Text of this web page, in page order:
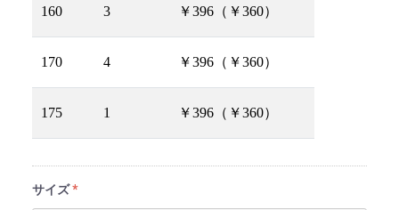
160 3 ￥396（￥360）
170 4 ￥396（￥360）
175 1 ￥396（￥360）
サイズ